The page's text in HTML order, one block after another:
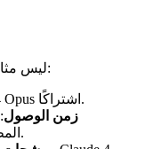
على الرغم من نقاط قوته، فإن Claude 4 ليس مثاليًا:
: يتطلب الوصول إلى Claude 4 Opus اشتراكًا.
زمن الوصول
المطالبات المعقدة أبطأ في بعض الأحيان.